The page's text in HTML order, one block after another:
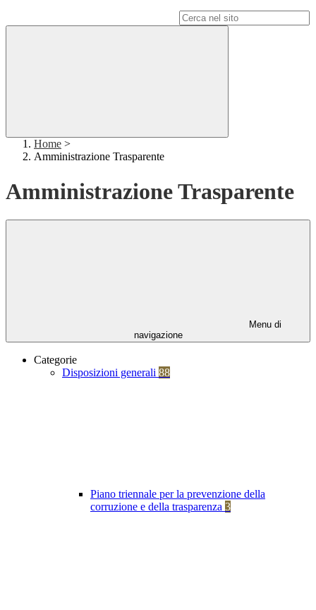
Home >
Amministrazione Trasparente
Amministrazione Trasparente
Menu di
navigazione
Categorie
Disposizioni generali 88
Piano triennale per la prevenzione della
corruzione e della trasparenza 3